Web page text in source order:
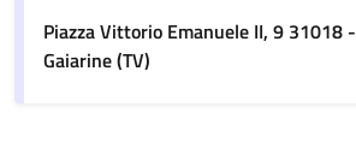
Piazza Vittorio Emanuele II, 9 31018 -
Gaiarine (TV)